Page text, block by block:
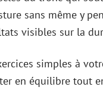
sans même y
visibles sur la
simples à
en équilibre tout